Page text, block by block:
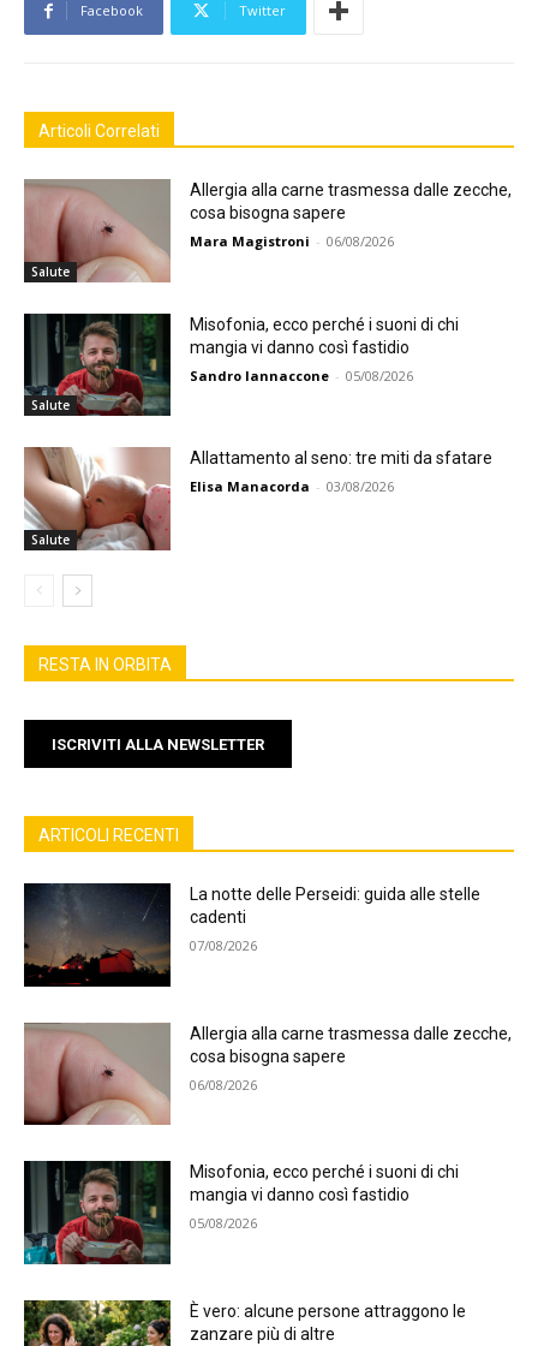
Facebook Twitter
Articoli Correlati
Salute
Allergia alla carne trasmessa dalle zecche,
cosa bisogna sapere
Mara Magistroni - 06/08/2026
Salute
Misofonia, ecco perché i suoni di chi
mangia vi danno così fastidio
Sandro Iannaccone - 05/08/2026
Salute
Allattamento al seno: tre miti da sfatare
Elisa Manacorda - 03/08/2026
RESTA IN ORBITA
ISCRIVITI ALLA NEWSLETTER
ARTICOLI RECENTI
La notte delle Perseidi: guida alle stelle
cadenti
07/08/2026
Allergia alla carne trasmessa dalle zecche,
cosa bisogna sapere
06/08/2026
Misofonia, ecco perché i suoni di chi
mangia vi danno così fastidio
05/08/2026
È vero: alcune persone attraggono le
zanzare più di altre